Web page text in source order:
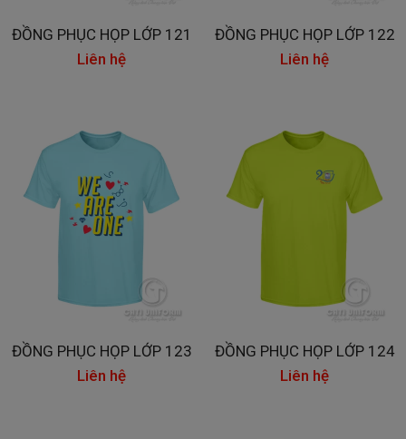
ĐỒNG PHỤC HỌP LỚP 121
Liên hệ
ĐỒNG PHỤC HỌP LỚP 122
Liên hệ
ĐỒNG PHỤC HỌP LỚP 123
Liên hệ
ĐỒNG PHỤC HỌP LỚP 124
Liên hệ